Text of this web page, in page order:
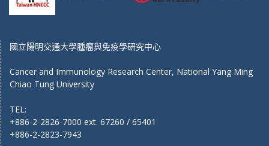
國立陽明交通大學腫瘤與免疫學研究中心
Cancer and Immunology Research Center, National Yang Ming
Chiao Tung University
TEL:
+886-2-2826-7000 ext. 67260 / 65401
+886-2-2823-7943